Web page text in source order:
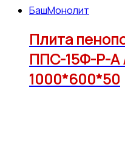
БашМонолит
Плита
ППС-15Ф-Р-
1000*600*50